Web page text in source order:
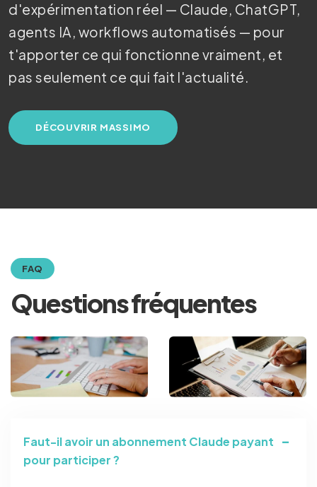
d'expérimentation réel — Claude, ChatGPT,
agents IA, workflows automatisés — pour
t'apporter ce qui fonctionne vraiment, et
pas seulement ce qui fait l'actualité.
DÉCOUVRIR MASSIMO
FAQ
Questions fréquentes
Faut-il avoir un abonnement Claude payant
pour participer ?